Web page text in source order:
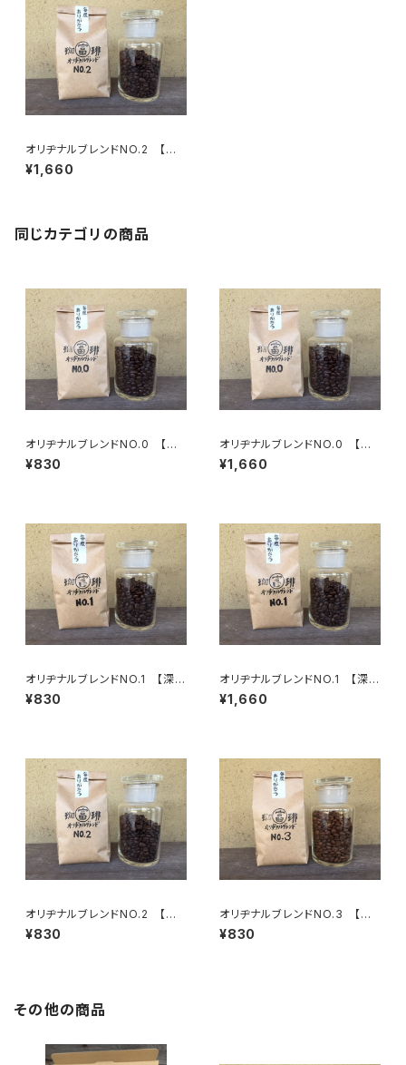
オリヂナルブレンドNO.2 【中
深煎】ほろ苦調和のとれた味わ
い 200g/袋
¥1,660
同じカテゴリの商品
オリヂナルブレンドNO.0 【極
深煎】芳醇な香り 100g/袋
¥830
オリヂナルブレンドNO.0 【極
深煎】芳醇な香り 200g/袋
¥1,660
オリヂナルブレンドNO.1 【深
煎】ビターチョコのような苦味 1
00g/袋
¥830
オリヂナルブレンドNO.1 【深
煎】ビターチョコのような苦味 2
00g/袋
¥1,660
オリヂナルブレンドNO.2 【中
深煎】ほろ苦調和のとれた味わ
い 100g/袋
¥830
オリヂナルブレンドNO.3 【浅
煎】円い酸味、あっさり 100g/袋
¥830
その他の商品